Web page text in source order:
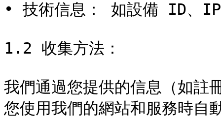
• 技術信息： 如設備 ID、IP
1.2 收集方法：
我們通過您提供的信息（如註
您使用我們的網站和服務時自